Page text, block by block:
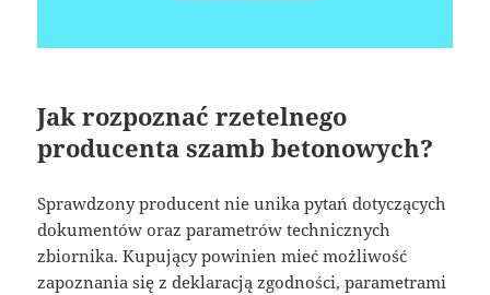
Jak rozpoznać rzetelnego
producenta szamb betonowych?
Sprawdzony producent nie unika pytań dotyczących
dokumentów oraz parametrów technicznych
zbiornika. Kupujący powinien mieć możliwość
zapoznania się z deklaracją zgodności, parametrami